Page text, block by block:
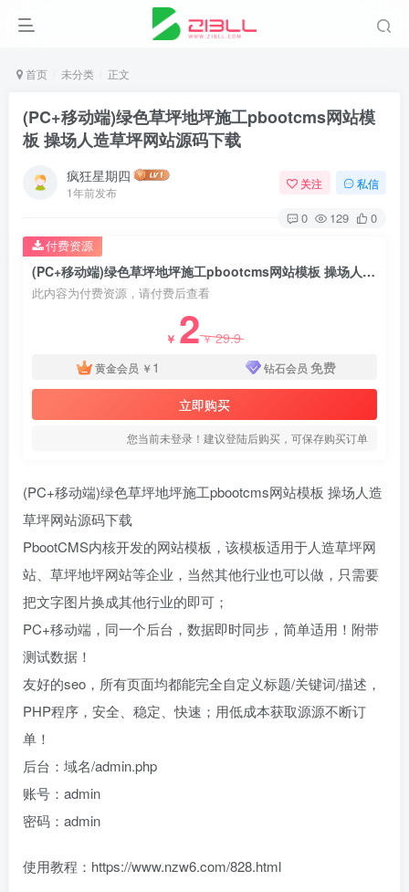
首页 未分类 正文
(PC+移动端)绿色草坪地坪施工pbootcms网站模
板 操场人造草坪网站源码下载
疯狂星期四
1年前发布
关注 私信
0 129 0
(PC+移动端)绿色草坪地坪施工pbootcms网站模板 操场人造草坪网站源码下载
此内容为付费资源，请付费后查看
￥ 2￥29.9
黄金会员 ￥ 1 钻石会员 免费
立即购买
您当前未登录！建议登陆后购买，可保存购买订单
付费资源
(PC+移动端)绿色草坪地坪施工pbootcms网站模板 操场人造
草坪网站源码下载
PbootCMS内核开发的网站模板，该模板适用于人造草坪网
站、草坪地坪网站等企业，当然其他行业也可以做，只需要
把文字图片换成其他行业的即可；
PC+移动端，同一个后台，数据即时同步，简单适用！附带
测试数据！
友好的seo，所有页面均都能完全自定义标题/关键词/描述，
PHP程序，安全、稳定、快速；用低成本获取源源不断订
单！
后台：域名/admin.php
账号：admin
密码：admin
使用教程：https://www.nzw6.com/828.html